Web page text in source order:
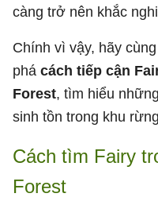
càng trở nên khắc
Chính vì vậy, hãy
phá cách tiếp cận
Forest, tìm hiểu
sinh tồn trong khu
Cách tìm Fairy
Forest